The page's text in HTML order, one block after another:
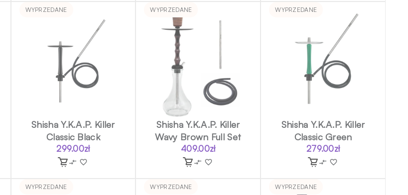
WYPRZEDANE
Shisha Y.K.A.P. Killer
Classic Black
299.00zł
WYPRZEDANE
Shisha Y.K.A.P. Killer
Wavy Brown Full Set
409.00zł
WYPRZEDANE
Shisha Y.K.A.P. Killer
Classic Green
279.00zł
WYPRZEDANE WYPRZEDANE WYPRZEDANE